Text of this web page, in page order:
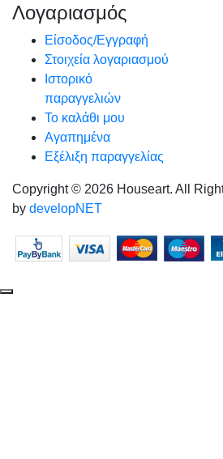
Λογαριασμός
Είσοδος/Εγγραφή
Στοιχεία λογαριασμού
Ιστορικό
παραγγελιών
Το καλάθι μου
Αγαπημένα
Εξέλιξη παραγγελίας
Copyright © 2026 Houseart. All
by developNET